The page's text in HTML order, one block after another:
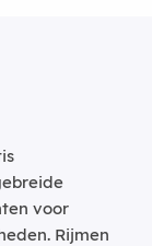
voor
Rijmen